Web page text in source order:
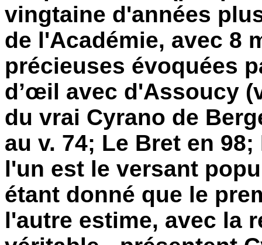
vingtaine d'années
de l'Académie, avec 8
précieuses évoquées
d’œil avec d'Assoucy
du vrai Cyrano de
au v. 74; Le Bret en
l'un est le versant
étant donné que le
l'autre estime, avec la